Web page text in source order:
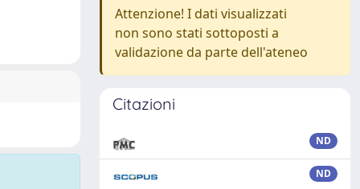
Attenzione! I dati visualizzati
non sono stati sottoposti a
validazione da parte dell'ateneo
Citazioni
ND
ND